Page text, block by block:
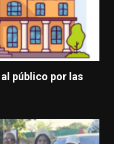
público por las